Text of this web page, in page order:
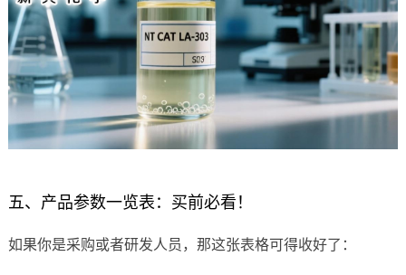
五、产品参数一览表：买前必看！
如果你是采购或者研发人员，那这张表格可得收好了：